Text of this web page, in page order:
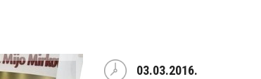
03.03.2016.